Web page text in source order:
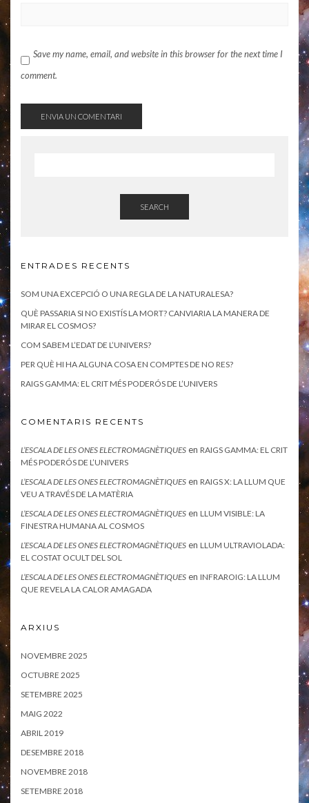
Save my name, email, and website in this browser for the next time I
comment.
SEARCH
ENTRADES RECENTS
SOM UNA EXCEPCIÓ O UNA REGLA DE LA NATURALESA?
QUÈ PASSARIA SI NO EXISTÍS LA MORT? CANVIARIA LA MANERA DE
MIRAR EL COSMOS?
COM SABEM L’EDAT DE L’UNIVERS?
PER QUÈ HI HA ALGUNA COSA EN COMPTES DE NO RES?
RAIGS GAMMA: EL CRIT MÉS PODERÓS DE L’UNIVERS
COMENTARIS RECENTS
L’ESCALA DE LES ONES ELECTROMAGNÈTIQUES en RAIGS GAMMA: EL CRIT
MÉS PODERÓS DE L’UNIVERS
L’ESCALA DE LES ONES ELECTROMAGNÈTIQUES en RAIGS X: LA LLUM QUE
VEU A TRAVÉS DE LA MATÈRIA
L’ESCALA DE LES ONES ELECTROMAGNÈTIQUES en LLUM VISIBLE: LA
FINESTRA HUMANA AL COSMOS
L’ESCALA DE LES ONES ELECTROMAGNÈTIQUES en LLUM ULTRAVIOLADA:
EL COSTAT OCULT DEL SOL
L’ESCALA DE LES ONES ELECTROMAGNÈTIQUES en INFRAROIG: LA LLUM
QUE REVELA LA CALOR AMAGADA
ARXIUS
NOVEMBRE 2025
OCTUBRE 2025
SETEMBRE 2025
MAIG 2022
ABRIL 2019
DESEMBRE 2018
NOVEMBRE 2018
SETEMBRE 2018